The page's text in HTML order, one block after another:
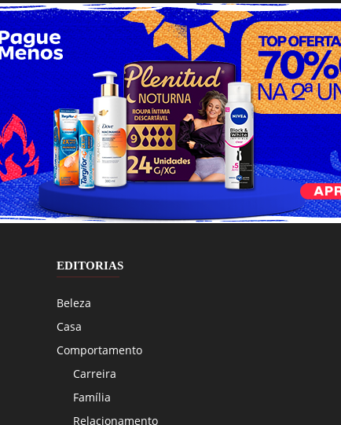
EDITORIAS
Beleza
Casa
Comportamento
Carreira
Família
Relacionamento